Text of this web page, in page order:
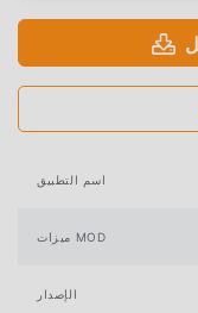
اسم التطبيق
ميزات MOD
الإصدار